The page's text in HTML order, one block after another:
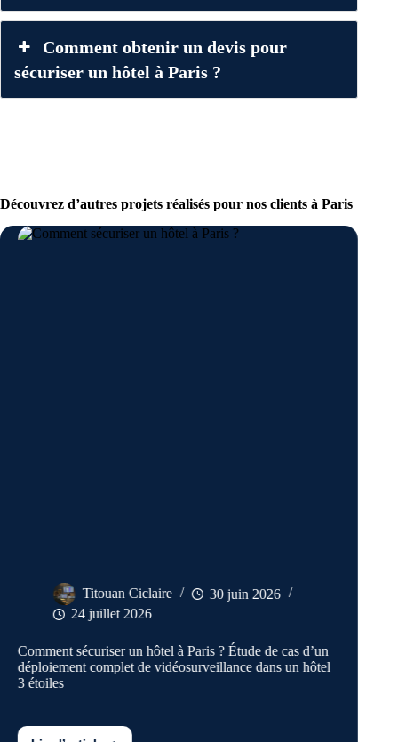
Comment obtenir un devis pour
sécuriser un hôtel à Paris ?
Découvrez d’autres projets réalisés pour nos clients à Paris
Titouan Ciclaire
30 juin 2026
24 juillet 2026
sécuriser un hôtel à Paris ? Étude de cas d’un
complet de vidéosurveillance dans un hôtel